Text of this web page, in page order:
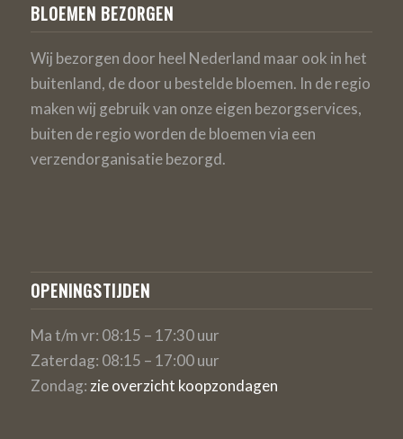
BLOEMEN BEZORGEN
Wij bezorgen door heel Nederland maar ook in het
buitenland, de door u bestelde bloemen. In de regio
maken wij gebruik van onze eigen bezorgservices,
buiten de regio worden de bloemen via een
verzendorganisatie bezorgd.
OPENINGSTIJDEN
Ma t/m vr: 08:15 – 17:30 uur
Zaterdag: 08:15 – 17:00 uur
Zondag: zie overzicht koopzondagen